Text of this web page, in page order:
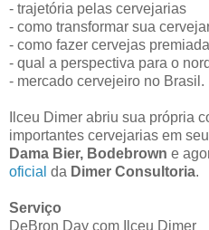
- trajetória pelas cervejarias
- como transformar sua
- como fazer cervejas
- qual a perspectiva para o
- mercado cervejeiro no Brasil.
Ilceu Dimer abriu sua própria
importantes cervejarias em
Dama Bier, Bodebrown e
oficial da Dimer Consultoria.
Serviço
DeBron Day com Ilceu Dimer